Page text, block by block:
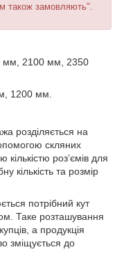
також замовляють".
мм, 2100 мм, 2350
1200 мм.
розділяється на
скляних
роз’ємів для
кількість та розмір
потрібний кут
Таке розташування
а продукція
зміщується до